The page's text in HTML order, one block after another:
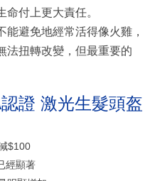
付上更大責任。
避免地經常活得像火雞，
法扭轉改變，但最重要的
證 激光生髮頭盔
$100
經顯著